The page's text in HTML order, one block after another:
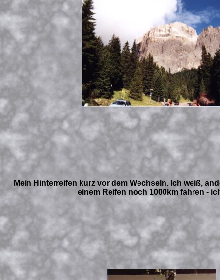
Mein Hinterreifen kurz vor dem Wechseln. Ich weiß,
einem Reifen noch 1000km fahren -